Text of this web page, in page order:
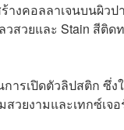
งคอลลาเจนบนผิวป
วยและ Stain สีติด
การเปิดตัวลิปสติก ซึ่
ยงามและเทกซ์เจอ